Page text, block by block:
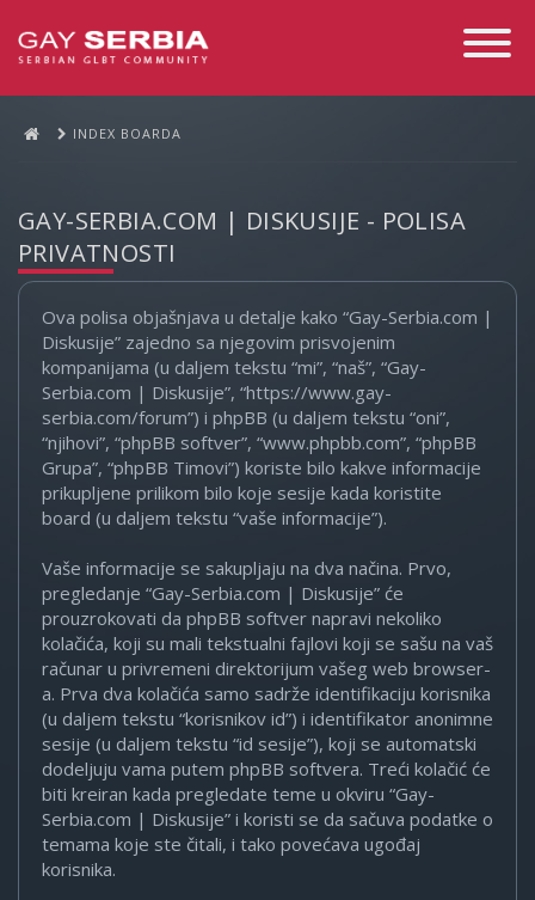
Toggle
INDEX BOARDA
GAY-SERBIA.COM | DISKUSIJE - POLISA
PRIVATNOSTI
Ova polisa objašnjava u detalje kako “Gay-Serbia.com |
Diskusije” zajedno sa njegovim prisvojenim
kompanijama (u daljem tekstu “mi”, “naš”, “Gay-
Serbia.com | Diskusije”, “https://www.gay-
serbia.com/forum”) i phpBB (u daljem tekstu “oni”,
“njihovi”, “phpBB softver”, “www.phpbb.com”, “phpBB
Grupa”, “phpBB Timovi”) koriste bilo kakve informacije
prikupljene prilikom bilo koje sesije kada koristite
board (u daljem tekstu “vaše informacije”).
Vaše informacije se sakupljaju na dva načina. Prvo,
pregledanje “Gay-Serbia.com | Diskusije” će
prouzrokovati da phpBB softver napravi nekoliko
kolačića, koji su mali tekstualni fajlovi koji se sašu na vaš
računar u privremeni direktorijum vašeg web browser-
a. Prva dva kolačića samo sadrže identifikaciju korisnika
(u daljem tekstu “korisnikov id”) i identifikator anonimne
sesije (u daljem tekstu “id sesije”), koji se automatski
dodeljuju vama putem phpBB softvera. Treći kolačić će
biti kreiran kada pregledate teme u okviru “Gay-
Serbia.com | Diskusije” i koristi se da sačuva podatke o
temama koje ste čitali, i tako povećava ugođaj
korisnika.